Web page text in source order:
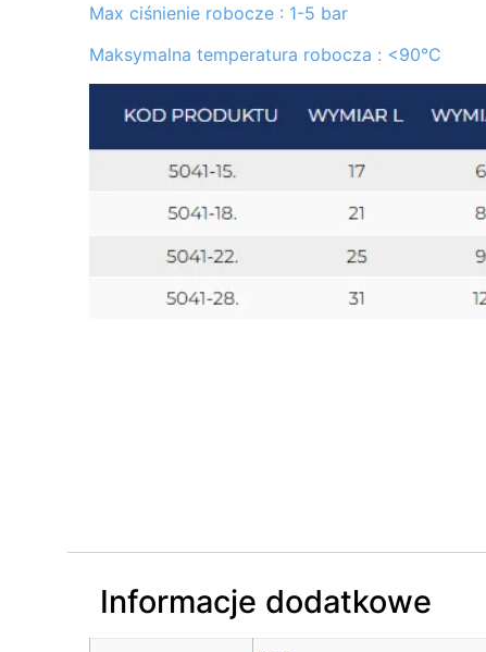
Max ciśnienie robocze : 1-5 bar
Maksymalna temperatura robocza : <90°C
Informacje dodatkowe